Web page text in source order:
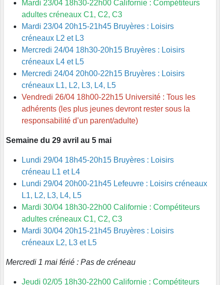
Mardi 23/04 18h30-22h00 Californie : Compétiteurs
adultes créneaux C1, C2, C3
Mardi 23/04 20h15-21h45 Bruyères : Loisirs
créneaux L2 et L3
Mercredi 24/04 18h30-20h15 Bruyères : Loisirs
créneaux L4 et L5
Mercredi 24/04 20h00-22h15 Bruyères : Loisirs
créneaux L1, L2, L3, L4, L5
Vendredi 26/04 18h00-22h15 Université : Tous les
adhérents (les plus jeunes devront rester sous la
responsabilité d’un parent/adulte)
Semaine du 29 avril au 5 mai
Lundi 29/04 18h45-20h15 Bruyères : Loisirs
créneau L1 et L4
Lundi 29/04 20h00-21h45 Lefeuvre : Loisirs créneaux
L1, L2, L3, L4, L5
Mardi 30/04 18h30-22h00 Californie : Compétiteurs
adultes créneaux C1, C2, C3
Mardi 30/04 20h15-21h45 Bruyères : Loisirs
créneaux L2, L3 et L5
Mercredi 1 mai férié : Pas de créneau
Jeudi 02/05 18h30-22h00 Californie : Compétiteurs